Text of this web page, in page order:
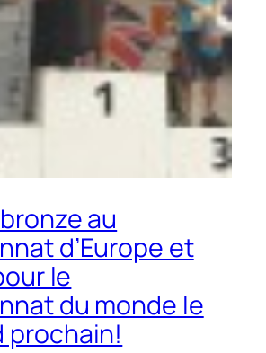
au
d’Europe et
le
du monde le
prochain!